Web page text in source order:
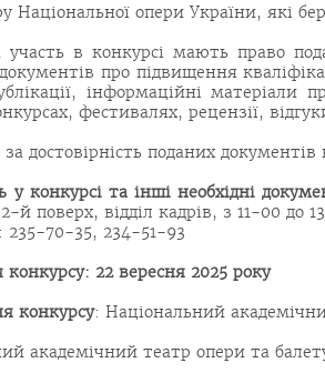
Національної опери України, які
в конкурсі мають право
документів про підвищення
інформаційні
фестивалях, рецензії,
за достовірність поданих
у конкурсі та інші необхідні
й поверх, відділ кадрів, з 11-00 до
235-70-35, 234-51-93
конкурсу: 22 вересня 2025 року
конкурсу: Національний
академічний театр опери та